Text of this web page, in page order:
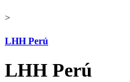
>
LHH Perú
LHH Perú